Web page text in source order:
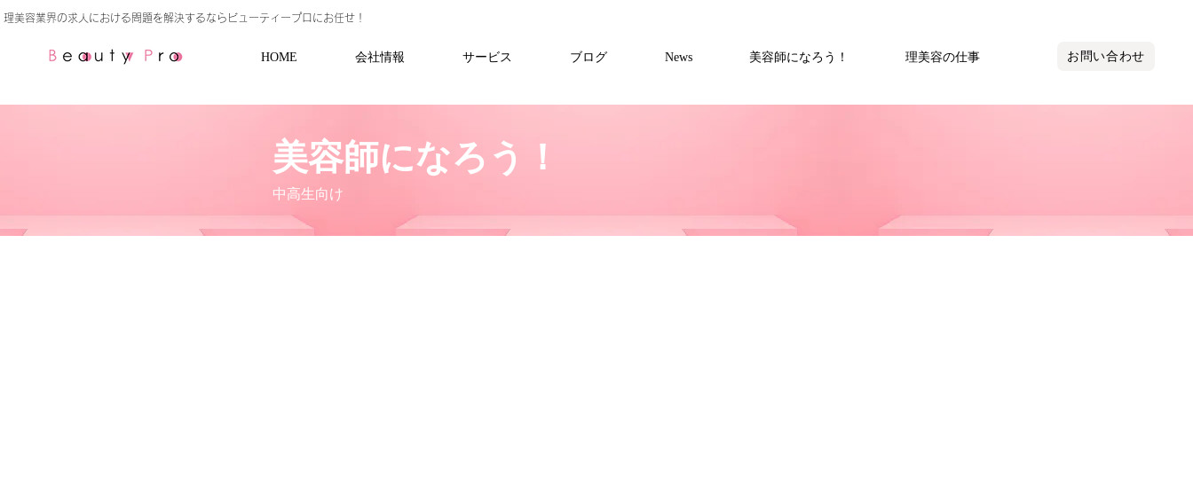
HOME 会社情報 サービス ブログ News 美容師になろう！ 理美容の仕事 お問い合わせ
美容師になろう！
​中高生向け